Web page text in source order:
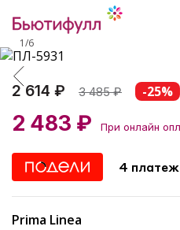
1/6
2 614 ₽ 3 485₽ -25%
2 483 ₽ При онлайн
4
Prima Linea